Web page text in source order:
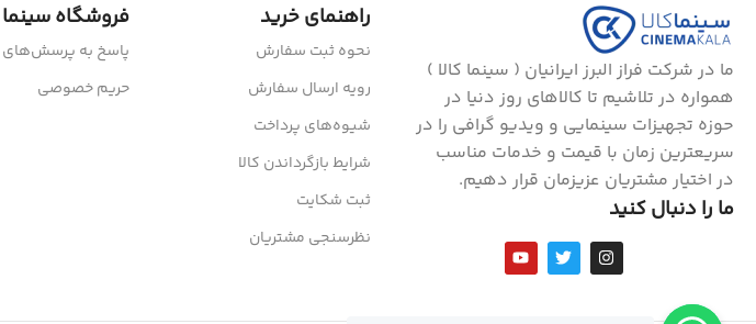
ما در شرکت فراز البرز ایرانیان ( سینما کالا )
همواره در تلاشیم تا کالاهای روز دنیا در
حوزه تجهیزات سینمایی و ویدیو گرافی را در
سریعترین زمان با قیمت و خدمات مناسب
در اختیار مشتریان عزیزمان قرار دهیم.
ما را دنبال کنید
راهنمای خرید
نحوه ثبت سفارش
رویه ارسال سفارش
شیوه‌های پرداخت
شرایط بازگرداندن کالا
ثبت شکایت
نظرسنجی مشتریان
فروشگاه سینما
پاسخ به پرسش‌های
حریم خصوصی